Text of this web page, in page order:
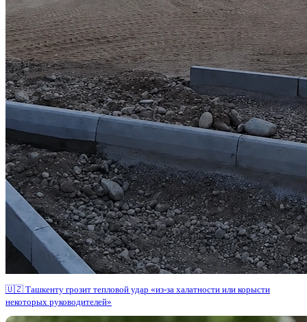
🇺🇿 Ташкенту грозит тепловой удар «из-за халатности или корысти
некоторых руководителей»